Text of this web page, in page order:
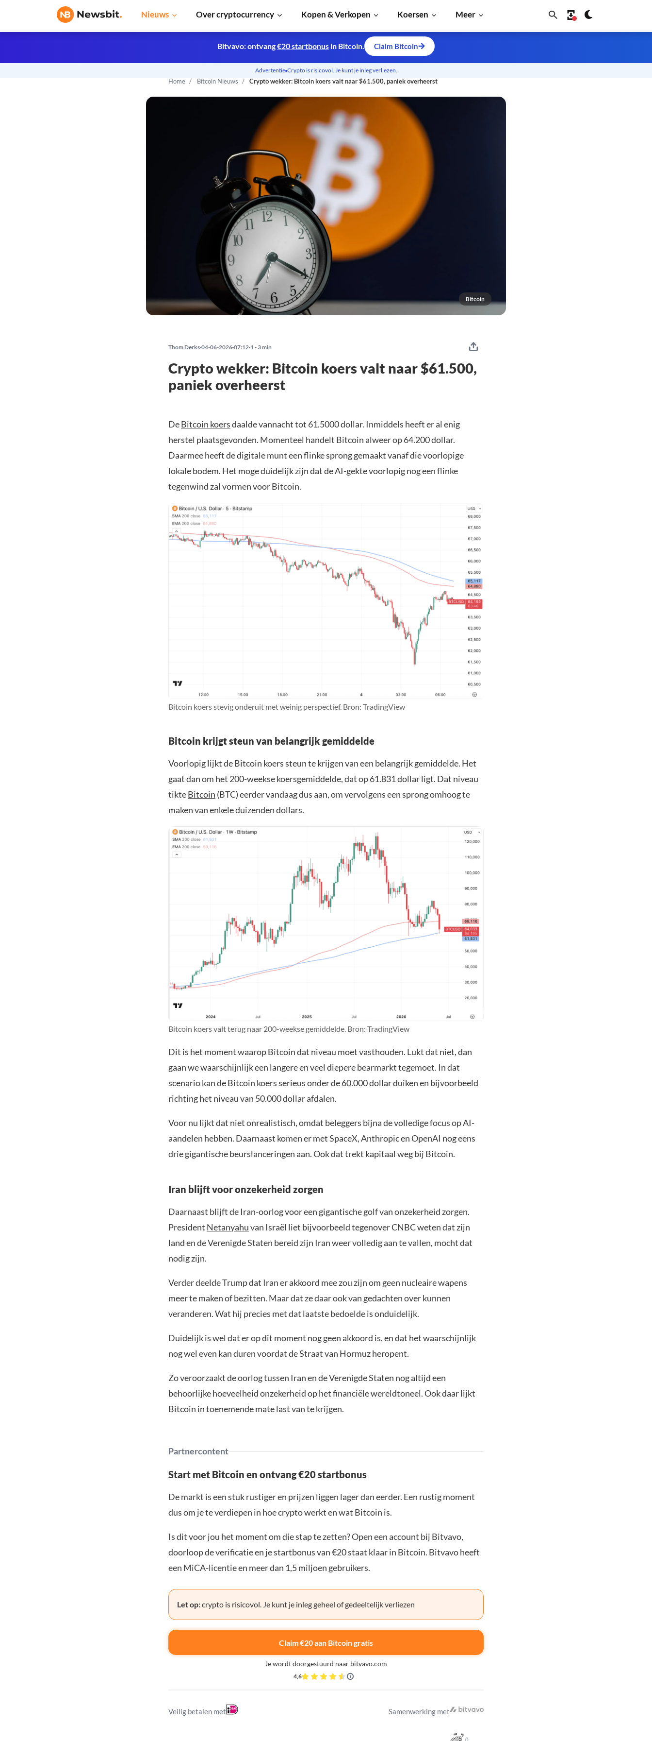
Nieuws Over cryptocurrency Kopen & Verkopen Koersen Meer
Home Bitcoin Nieuws Crypto wekker: Bitcoin koers valt naar $61.500, paniek overheerst
Bitcoin
Bitvavo: ontvang€20 startbonus in Bitcoin. Claim Bitcoin
Advertentie Crypto is risicovol. Je kunt je inleg verliezen.
Thom Derks 04-06-2026 07:12 1 - 3 min
Crypto wekker: Bitcoin koers valt naar $61.500,
paniek overheerst
DeBitcoin koersdaalde vannacht tot 61.5000 dollar. Inmiddels heeft er al enig
herstel plaatsgevonden. Momenteel handelt Bitcoin alweer op 64.200 dollar.
Daarmee heeft de digitale munt een flinke sprong gemaakt vanaf die voorlopige
lokale bodem. Het moge duidelijk zijn dat de AI-gekte voorlopig nog een flinke
tegenwind zal vormen voor Bitcoin.
Bitcoin koers stevig onderuit met weinig perspectief. Bron: TradingView
Bitcoin krijgt steun van belangrijk gemiddelde
Voorlopig lijkt de Bitcoin koers steun te krijgen van een belangrijk gemiddelde. Het
gaat dan om het 200-weekse koersgemiddelde, dat op 61.831 dollar ligt. Dat niveau
tikteBitcoin (BTC) eerder vandaag dus aan, om vervolgens een sprong omhoog te
maken van enkele duizenden dollars.
Bitcoin koers valt terug naar 200-weekse gemiddelde. Bron: TradingView
Dit is het moment waarop Bitcoin dat niveau moet vasthouden. Lukt dat niet, dan
gaan we waarschijnlijk een langere en veel diepere bearmarkt tegemoet. In dat
scenario kan de Bitcoin koers serieus onder de 60.000 dollar duiken en bijvoorbeeld
richting het niveau van 50.000 dollar afdalen.
Voor nu lijkt dat niet onrealistisch, omdat beleggers bijna de volledige focus op AI-
aandelen hebben. Daarnaast komen er met SpaceX, Anthropic en OpenAI nog eens
drie gigantische beurslanceringen aan. Ook dat trekt kapitaal weg bij Bitcoin.
Iran blijft voor onzekerheid zorgen
Daarnaast blijft de Iran-oorlog voor een gigantische golf van onzekerheid zorgen.
President Netanyahuvan Israël liet bijvoorbeeld tegenover CNBC weten dat zijn
land en de Verenigde Staten bereid zijn Iran weer volledig aan te vallen, mocht dat
nodig zijn.
Verder deelde Trump dat Iran er akkoord mee zou zijn om geen nucleaire wapens
meer te maken of bezitten. Maar dat ze daar ook van gedachten over kunnen
veranderen. Wat hij precies met dat laatste bedoelde is onduidelijk.
Duidelijk is wel dat er op dit moment nog geen akkoord is, en dat het waarschijnlijk
nog wel even kan duren voordat de Straat van Hormuz heropent.
Zo veroorzaakt de oorlog tussen Iran en de Verenigde Staten nog altijd een
behoorlijke hoeveelheid onzekerheid op het financiële wereldtoneel. Ook daar lijkt
Bitcoin in toenemende mate last van te krijgen.
Partnercontent
Start met Bitcoin en ontvang €20 startbonus
De markt is een stuk rustiger en prijzen liggen lager dan eerder. Een rustig moment
dus om je te verdiepen in hoe crypto werkt en wat Bitcoin is.
Is dit voor jou het moment om die stap te zetten? Open een account bij Bitvavo,
doorloop de verificatie en je startbonus van €20 staat klaar in Bitcoin. Bitvavo heeft
een MiCA-licentie en meer dan 1,5 miljoen gebruikers.
Let op:crypto is risicovol. Je kunt je inleg geheel of gedeeltelijk verliezen
Claim €20 aan Bitcoin gratis
Je wordt doorgestuurd naar bitvavo.com
4,6
Veilig betalen met Samenwerking met